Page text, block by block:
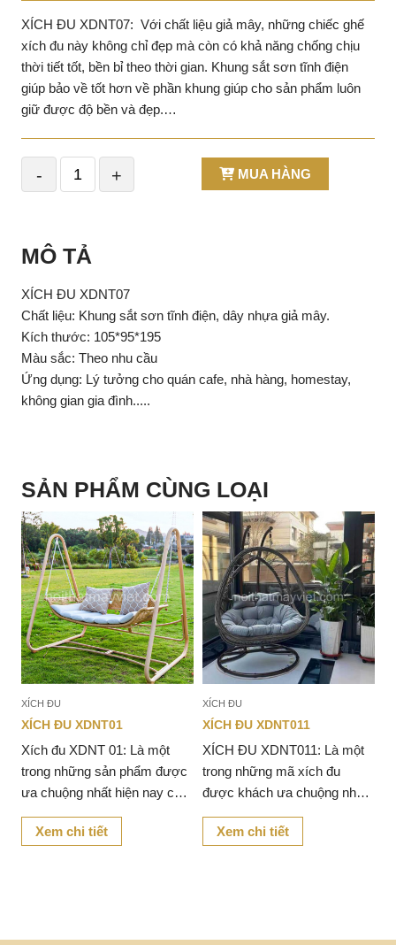
XÍCH ĐU XDNT07: Với chất liệu giả mây, những chiếc ghế
xích đu này không chỉ đẹp mà còn có khả năng chống chịu
thời tiết tốt, bền bỉ theo thời gian. Khung sắt sơn tĩnh điện
giúp bảo về tốt hơn về phần khung giúp cho sản phẩm luôn
giữ được độ bền và đẹp.
- + MUA HÀNG
MÔ TẢ
XÍCH ĐU XDNT07
Chất liệu: Khung sắt sơn tĩnh điện, dây nhựa giả mây.
Kích thước: 105*95*195
Màu sắc: Theo nhu cầu
Ứng dụng: Lý tưởng cho quán cafe, nhà hàng, homestay,
không gian gia đình.....
SẢN PHẨM CÙNG LOẠI
XÍCH ĐU
XÍCH ĐU XDNT01
Xích đu XDNT 01: Là một
trong những sản phẩm được
ưa chuộng nhất hiện nay của
nhà Mây Việt. Với thiết kế
mới Tạo điển nhấn cho chiếc
Xem chi tiết
XÍCH ĐU
XÍCH ĐU XDNT011
XÍCH ĐU XDNT011: Là một
trong những mã xích đu
được khách ưa chuộng nhất
hiện nay. Với thiết kế khung
sắt chắc chắn kết hợp với
Xem chi tiết